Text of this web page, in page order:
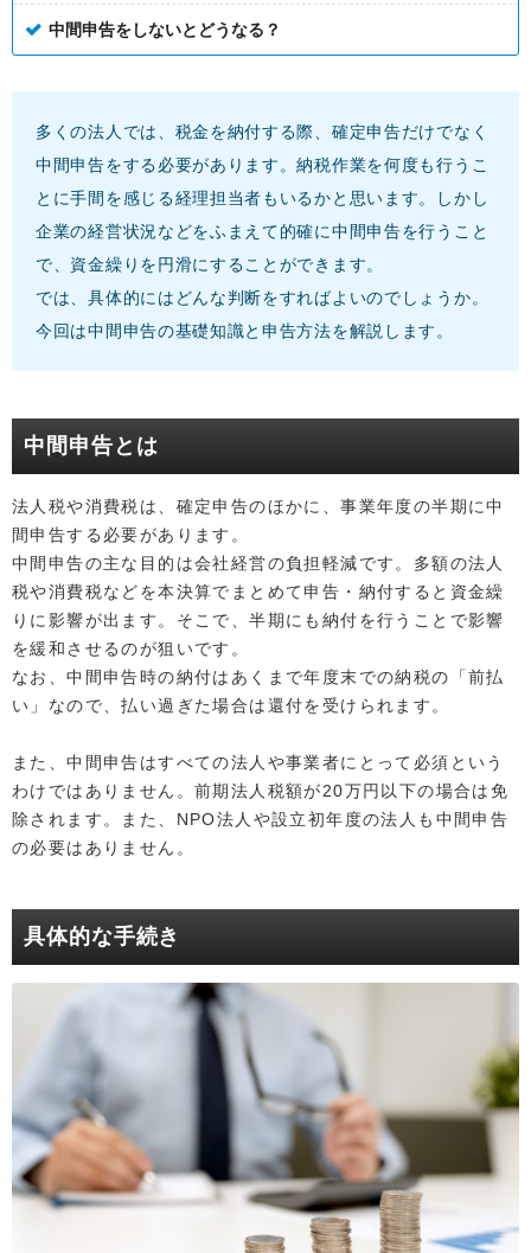
中間申告をしないとどうなる？
多くの法人では、税金を納付する際、確定申告だけでなく
中間申告をする必要があります。納税作業を何度も行うこ
とに手間を感じる経理担当者もいるかと思います。しかし
企業の経営状況などをふまえて的確に中間申告を行うこと
で、資金繰りを円滑にすることができます。
では、具体的にはどんな判断をすればよいのでしょうか。
今回は中間申告の基礎知識と申告方法を解説します。
中間申告とは
法人税や消費税は、確定申告のほかに、事業年度の半期に中
間申告する必要があります。
中間申告の主な目的は会社経営の負担軽減です。多額の法人
税や消費税などを本決算でまとめて申告・納付すると資金繰
りに影響が出ます。そこで、半期にも納付を行うことで影響
を緩和させるのが狙いです。
なお、中間申告時の納付はあくまで年度末での納税の「前払
い」なので、払い過ぎた場合は還付を受けられます。
また、中間申告はすべての法人や事業者にとって必須という
わけではありません。前期法人税額が20万円以下の場合は免
除されます。また、NPO法人や設立初年度の法人も中間申告
の必要はありません。
具体的な手続き